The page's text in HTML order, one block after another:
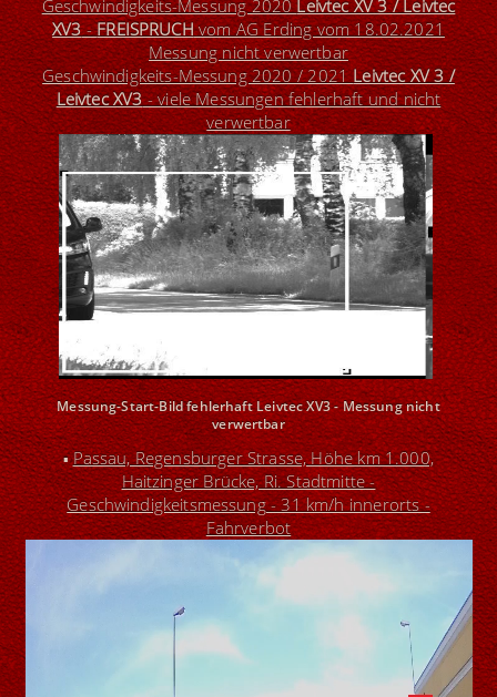
Geschwindigkeits-Messung 2020Leivtec XV 3 / Leivtec
XV3-FREISPRUCHvom AG Erding vom 18.02.2021
Messung nicht verwertbar
Geschwindigkeits-Messung 2020 / 2021Leivtec XV 3 /
Leivtec XV3- viele Messungen fehlerhaft und nicht
verwertbar
Messung-Start-Bild fehlerhaft Leivtec XV3 - Messung nicht
verwertbar
▪Passau, Regensburger Strasse, Höhe km 1.000,
Haitzinger Brücke, Ri. Stadtmitte -
Geschwindigkeitsmessung - 31 km/h innerorts -
Fahrverbot